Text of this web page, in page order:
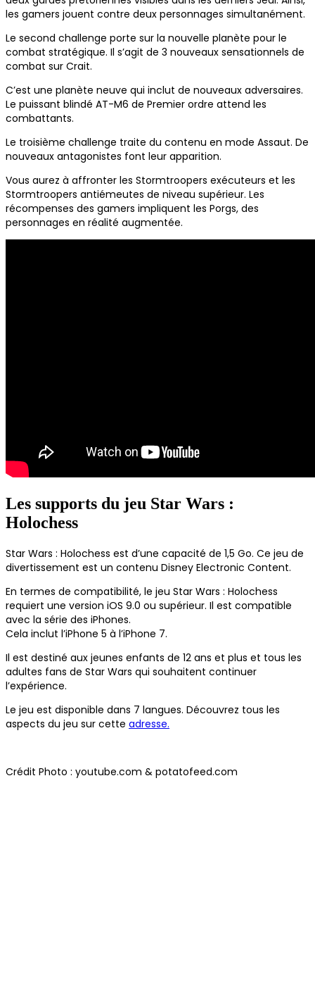
les gamers jouent contre deux personnages simultanément.
Le second challenge porte sur la nouvelle planète pour le
combat stratégique. Il s’agit de 3 nouveaux sensationnels de
combat sur Crait.
C’est une planète neuve qui inclut de nouveaux adversaires.
Le puissant blindé AT-M6 de Premier ordre attend les
combattants.
Le troisième challenge traite du contenu en mode Assaut. De
nouveaux antagonistes font leur apparition.
Vous aurez à affronter les Stormtroopers exécuteurs et les
Stormtroopers antiémeutes de niveau supérieur. Les
récompenses des gamers impliquent les Porgs, des
personnages en réalité augmentée.
Les supports du jeu Star Wars :
Holochess
Star Wars : Holochess est d’une capacité de 1,5 Go. Ce jeu de
divertissement est un contenu Disney Electronic Content.
En termes de compatibilité, le jeu Star Wars : Holochess
requiert une version iOS 9.0 ou supérieur. Il est compatible
avec la série des iPhones.
Cela inclut l’iPhone 5 à l’iPhone 7.
Il est destiné aux jeunes enfants de 12 ans et plus et tous les
adultes fans de Star Wars qui souhaitent continuer
l’expérience.
Le jeu est disponible dans 7 langues. Découvrez tous les
aspects du jeu sur cette adresse.
Crédit Photo : youtube.com & potatofeed.com